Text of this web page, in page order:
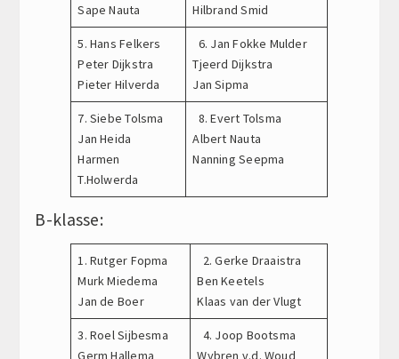
Sape Nauta
Hilbrand Smid
5. Hans Felkers
Peter Dijkstra
Pieter Hilverda
6. Jan Fokke Mulder
Tjeerd Dijkstra
Jan Sipma
7. Siebe Tolsma
Jan Heida
Harmen
T.Holwerda
8. Evert Tolsma
Albert Nauta
Nanning Seepma
B-klasse:
1. Rutger Fopma
Murk Miedema
Jan de Boer
2. Gerke Draaistra
Ben Keetels
Klaas van der Vlugt
3. Roel Sijbesma
Germ Hallema
4. Joop Bootsma
Wybren v.d. Woud